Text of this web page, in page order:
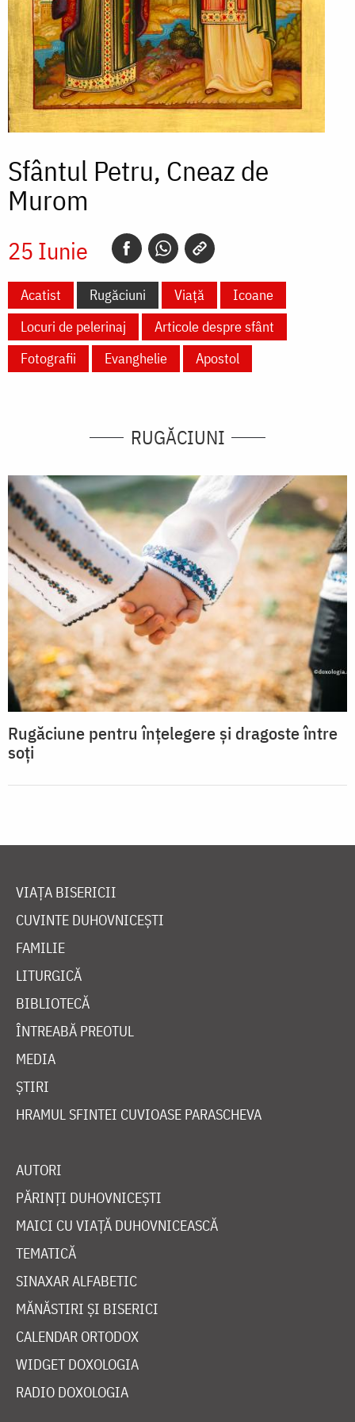
Sfântul Petru, Cneaz de
Murom
25 Iunie
Acatist Rugăciuni Viață
Icoane
Locuri de pelerinaj
Articole despre sfânt
Fotografii
Evanghelie Apostol
RUGĂCIUNI
Rugăciune pentru înţelegere şi dragoste între
soţi
VIAȚA BISERICII
CUVINTE DUHOVNICEȘTI
FAMILIE
LITURGICĂ
BIBLIOTECĂ
ÎNTREABĂ PREOTUL
MEDIA
ȘTIRI
HRAMUL SFINTEI CUVIOASE PARASCHEVA
AUTORI
PĂRINȚI DUHOVNICEȘTI
MAICI CU VIAȚĂ DUHOVNICEASCĂ
TEMATICĂ
SINAXAR ALFABETIC
MĂNĂSTIRI ȘI BISERICI
CALENDAR ORTODOX
WIDGET DOXOLOGIA
RADIO DOXOLOGIA